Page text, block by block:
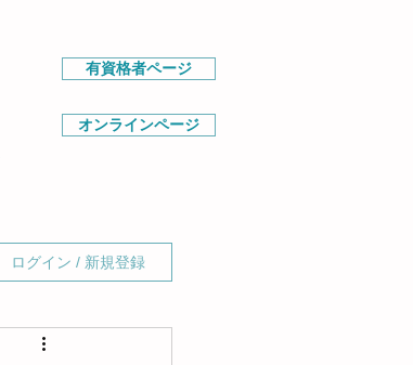
有資格者ページ
オンラインページ
ログイン / 新規登録